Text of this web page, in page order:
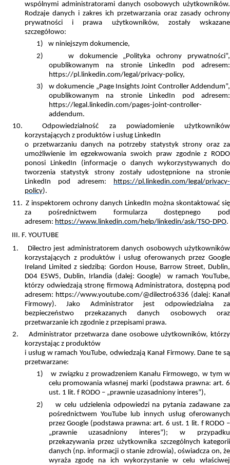
wspólnymi administratorami danych osobowych użytkowników.
Rodzaje danych i zakres ich przetwarzania oraz zasady ochrony
prywatności i prawa użytkowników, zostały wskazane
szczegółowo:
1)
w niniejszym dokumencie,
2)
w dokumencie „Polityka ochrony prywatności”,
opublikowanym na stronie LinkedIn pod adresem:
https://pl.linkedin.com/legal/privacy-policy,
3)
w dokumencie „Page Insights Joint Controller Addendum”,
opublikowanym na stronie LinkedIn pod adresem:
https://legal.linkedin.com/pages-joint-controller-
addendum.
10.
Odpowiedzialność za powiadomienie użytkowników
korzystających z produktów i usług LinkedIn
o przetwarzaniu danych na potrzeby statystyk strony oraz za
umożliwienie im egzekwowania swoich praw zgodnie z RODO
ponosi LinkedIn (informacje o danych wykorzystywanych do
tworzenia statystyk strony zostały udostępnione na stronie
LinkedIn pod adresem: https://pl.linkedin.com/legal/privacy-
policy).
11. Z inspektorem ochrony danych LinkedIn można skontaktować się
za pośrednictwem formularza dostępnego pod
adresem: https://www.linkedin.com/help/linkedin/ask/TSO-DPO.
III. F. YOUTUBE
1.
Dilectrojest administratorem danych osobowych użytkowników
korzystających z produktów i usług oferowanych przez Google
Ireland Limited z siedzibą: Gordon House, Barrow Street, Dublin,
D04 E5W5, Dublin, Irlandia (dalej: Google) w ramach YouTube,
którzy odwiedzają stronę firmową Administratora, dostępną pod
adresem: https://www.youtube.com/@dilectro6336 (dalej: Kanał
Firmowy). Jako Administrator jest odpowiedzialna za
bezpieczeństwo przekazanych danych osobowych oraz
przetwarzanie ich zgodnie z przepisami prawa.
2.
Administrator przetwarza dane osobowe użytkowników, którzy
korzystając z produktów
i usług w ramach YouTube, odwiedzają Kanał Firmowy. Dane te są
przetwarzane:
1)
w związku z prowadzeniem Kanału Firmowego, w tym w
celu promowania własnej marki (podstawa prawna: art. 6
ust. 1 lit. f RODO – „prawnie uzasadniony interes”),
2)
w celu udzielenia odpowiedzi na pytania zadawane za
pośrednictwem YouTube lub innych usług oferowanych
przez Google (podstawa prawna: art. 6 ust. 1 lit. f RODO –
„prawnie uzasadniony interes”); w przypadku
przekazywania przez użytkownika szczególnych kategorii
danych (np. informacji o stanie zdrowia), oświadcza on, że
wyraża zgodę na ich wykorzystanie w celu właściwej